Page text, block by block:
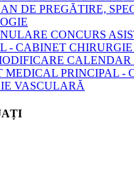
DE PREGĂTIRE,
CONCURS
- CABINET
CALENDAR
MEDICAL PRINCIPAL -
VASCULARĂ